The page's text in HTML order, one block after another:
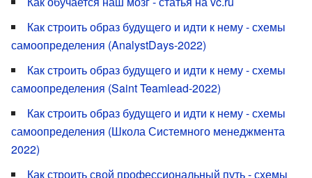
Как строить образ будущего и идти к нему - схемы
самоопределения (AnalystDays-2022)
Как строить образ будущего и идти к нему - схемы
самоопределения (Saint Teamlead-2022)
Как строить образ будущего и идти к нему - схемы
самоопределения (Школа Системного менеджмента
2022)
Как строить свой профессиональный путь - схемы